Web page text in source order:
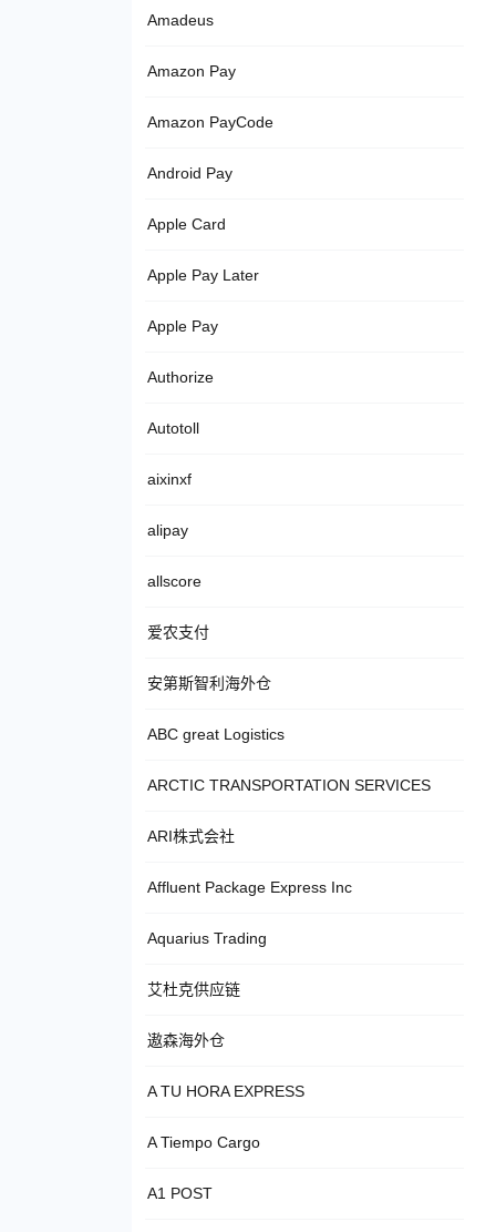
Amadeus
Amazon Pay
Amazon PayCode
Android Pay
Apple Card
Apple Pay Later
Apple Pay
Authorize
Autotoll
aixinxf
alipay
allscore
爱农支付
安第斯智利海外仓
ABC great Logistics
ARCTIC TRANSPORTATION SERVICES
ARI株式会社
Affluent Package Express Inc
Aquarius Trading
艾杜克供应链
遨森海外仓
A TU HORA EXPRESS
A Tiempo Cargo
A1 POST